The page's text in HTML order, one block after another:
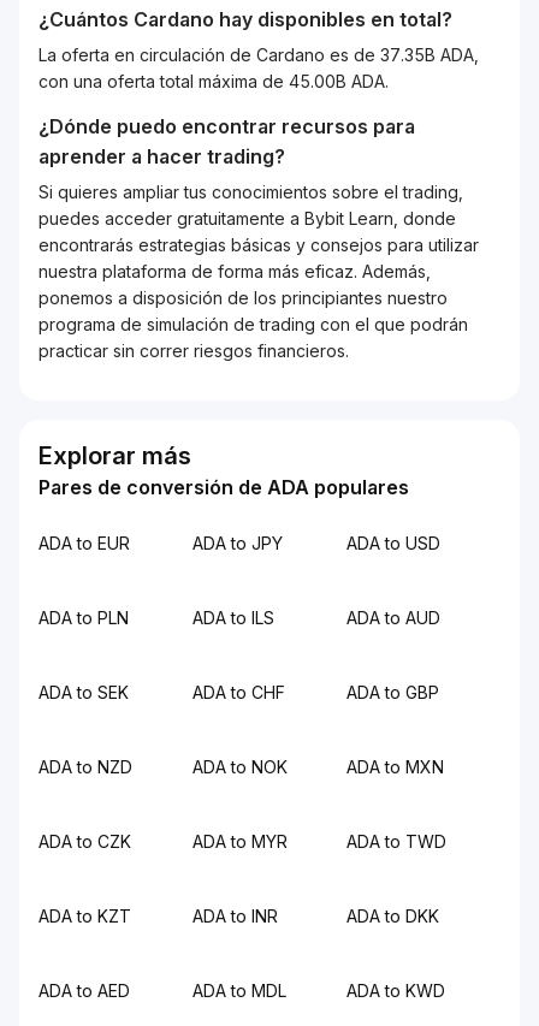
¿Cuántos Cardano hay disponibles en total?
La oferta en circulación de Cardano es de 37.35B ADA,
con una oferta total máxima de 45.00B ADA.
¿Dónde puedo encontrar recursos para
aprender a hacer trading?
Si quieres ampliar tus conocimientos sobre el trading,
puedes acceder gratuitamente a Bybit Learn, donde
encontrarás estrategias básicas y consejos para utilizar
nuestra plataforma de forma más eficaz. Además,
ponemos a disposición de los principiantes nuestro
programa de simulación de trading con el que podrán
practicar sin correr riesgos financieros.
Explorar más
Pares de conversión de ADA populares
ADA to EUR ADA to JPY ADA to USD
ADA to PLN ADA to ILS ADA to AUD
ADA to SEK ADA to CHF ADA to GBP
ADA to NZD ADA to NOK ADA to MXN
ADA to CZK ADA to MYR ADA to TWD
ADA to KZT ADA to INR ADA to DKK
ADA to AED ADA to MDL ADA to KWD